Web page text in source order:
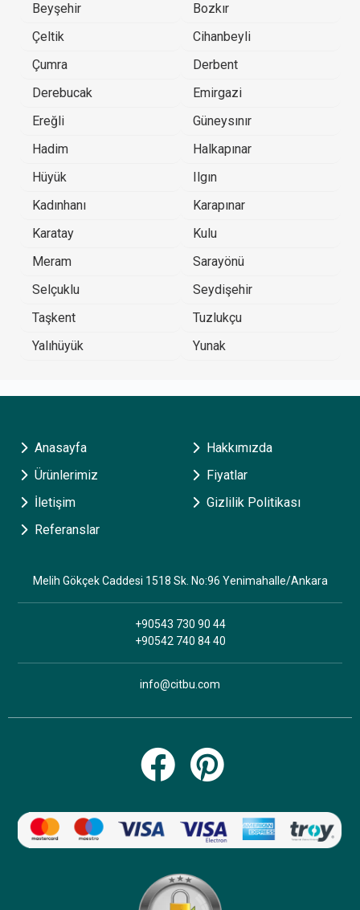
Beyşehir
Bozkır
Çeltik
Cihanbeyli
Çumra
Derbent
Derebucak
Emirgazi
Ereğli
Güneysınır
Hadim
Halkapınar
Hüyük
Ilgın
Kadınhanı
Karapınar
Karatay
Kulu
Meram
Sarayönü
Selçuklu
Seydişehir
Taşkent
Tuzlukçu
Yalıhüyük
Yunak
Anasayfa
Hakkımızda
Ürünlerimiz
Fiyatlar
İletişim
Gizlilik Politikası
Referanslar
Melih Gökçek Caddesi 1518 Sk. No:96 Yenimahalle/Ankara
+90543 730 90 44
+90542 740 84 40
info@citbu.com